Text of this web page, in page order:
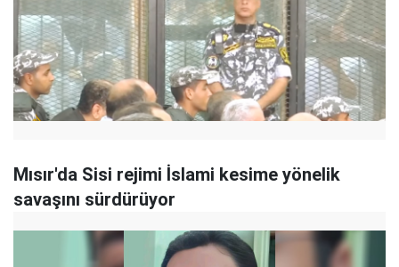
Mısır'da Sisi rejimi İslami kesime yönelik
savaşını sürdürüyor